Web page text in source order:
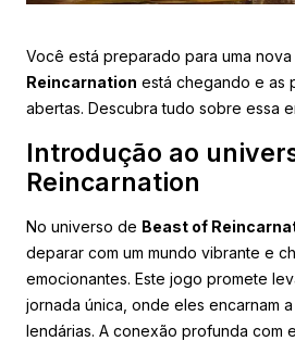
Você está preparado para uma nova
Reincarnation está chegando e as
abertas. Descubra tudo sobre essa
Introdução ao
Reincarnation
No universo de Beast of
deparar com um mundo vibrante e
emocionantes. Este jogo promete
jornada única, onde eles encarnam
lendárias. A conexão profunda com